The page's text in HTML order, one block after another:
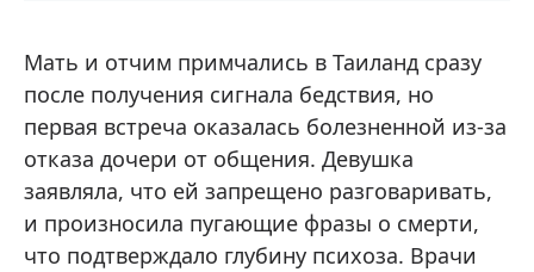
Мать и отчим примчались в Таиланд сразу
после получения сигнала бедствия, но
первая встреча оказалась болезненной из-за
отказа дочери от общения. Девушка
заявляла, что ей запрещено разговаривать,
и произносила пугающие фразы о смерти,
что подтверждало глубину психоза. Врачи